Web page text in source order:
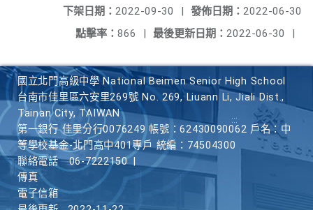
發佈日期： 2022-06-30
下架日期： 2022-09-30
|
最後更新日期： 2022-06-30 |
點擊率： 866 |
國立北門高級中學 National Beimen Senior High School
台南市佳里區六安里269號 No. 269, Liuann Li, Jiali Dist.,
Tainan City, TAIWAN
第一銀行 佳里分行0076249 帳號：62430090062 戶名：中
等學校基金-北門高中401專戶 統編：74504300
聯絡電話
06-7222150
傳真
電子信箱